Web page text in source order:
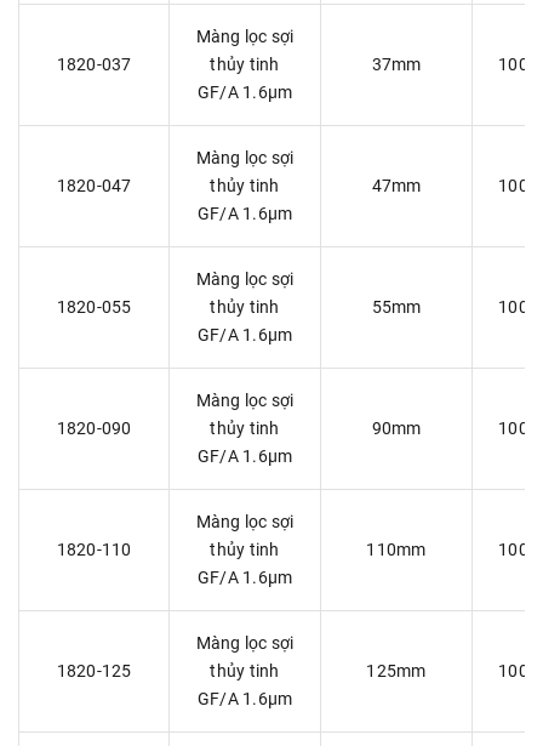
1820-037
Màng lọc sợi
thủy tinh
GF/A 1.6µm
37mm 100
1820-047
Màng lọc sợi
thủy tinh
GF/A 1.6µm
47mm 100
1820-055
Màng lọc sợi
thủy tinh
GF/A 1.6µm
55mm 100
1820-090
Màng lọc sợi
thủy tinh
GF/A 1.6µm
90mm 100
1820-110
Màng lọc sợi
thủy tinh
GF/A 1.6µm
110mm 100
1820-125
Màng lọc sợi
thủy tinh
GF/A 1.6µm
125mm 100